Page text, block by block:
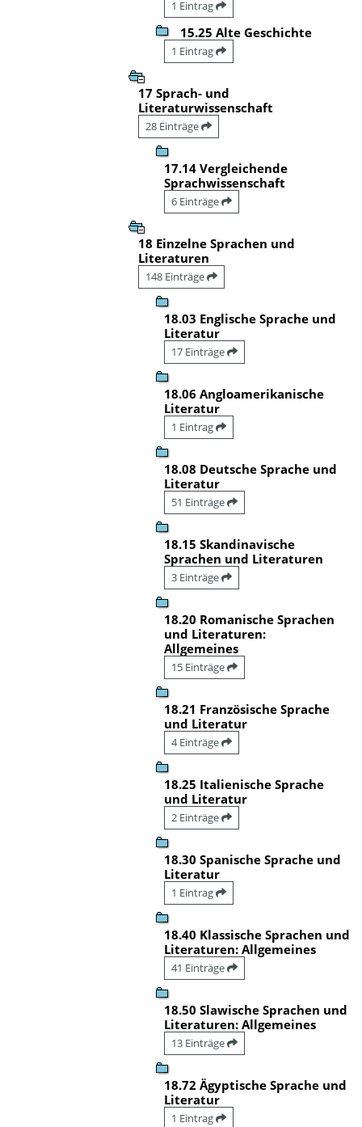
1 Eintrag
15.25 Alte Geschichte
1 Eintrag
17 Sprach- und
Literaturwissenschaft
28 Einträge
17.14 Vergleichende
Sprachwissenschaft
6 Einträge
18 Einzelne Sprachen und
Literaturen
148 Einträge
18.03 Englische Sprache und
Literatur
17 Einträge
18.06 Angloamerikanische
Literatur
1 Eintrag
18.08 Deutsche Sprache und
Literatur
51 Einträge
18.15 Skandinavische
Sprachen und Literaturen
3 Einträge
18.20 Romanische Sprachen
und Literaturen:
Allgemeines
15 Einträge
18.21 Französische Sprache
und Literatur
4 Einträge
18.25 Italienische Sprache
und Literatur
2 Einträge
18.30 Spanische Sprache und
Literatur
1 Eintrag
18.40 Klassische Sprachen und
Literaturen: Allgemeines
41 Einträge
18.50 Slawische Sprachen und
Literaturen: Allgemeines
13 Einträge
18.72 Ägyptische Sprache und
Literatur
1 Eintrag